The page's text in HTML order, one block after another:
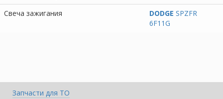
Свеча зажигания
DODGE SPZFR
6F11G
Запчасти для ТО